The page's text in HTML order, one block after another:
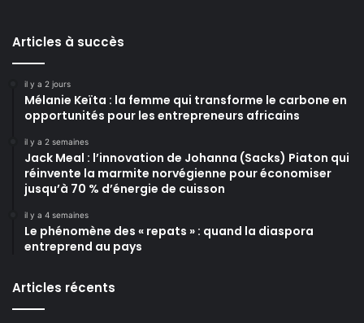
Articles à succès
il y a 2 jours
Mélanie Keïta : la femme qui transforme le carbone en
opportunités pour les entrepreneurs africains
il y a 2 semaines
Jack Meal : l’innovation de Johanna (Sacks) Piaton qui
réinvente la marmite norvégienne pour économiser
jusqu’à 70 % d’énergie de cuisson
il y a 4 semaines
Le phénomène des « repats » : quand la diaspora
entreprend au pays
Articles récents